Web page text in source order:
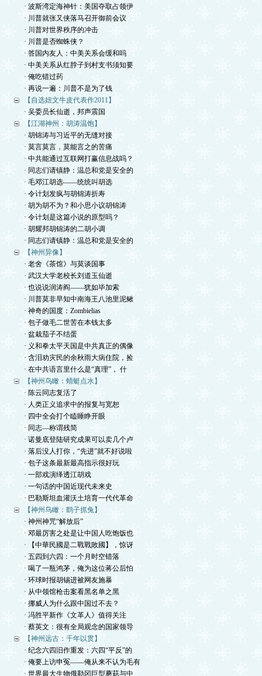
· 波斯湾定海神针：美国夺取占领伊
· 川普就张又侠落马召开御前会议
· 川普对世界秩序的冲击
· 川普是否蜘蛛侠？
· 答国内友人：中美关系会缓和吗
· 中美关系从红脖子到村支书须知要
· 俺吃错过药
· 再说一遍：川普不是为了钱
【自选妞文牛皮代表作2011】
· 吴委员长仙逝，邦声震国
【江湖神州：胡涛温饱】
· 胡锦涛与习近平的无缝对接
· 莫言莫言，莫能言之的苦痛
· 中共能通过互联网打赢信息战吗？
· 同志们请镇静：温总和党是安全的
· 毛邓江胡选——统统叫胡选
· 令计划发疯与胡锦涛折寿
· 胡为胡不为？和小思小议胡锦涛
· 令计划是这篇小说的原型吗？
· 胡耀邦胡锦涛的二胡小调
· 同志们请镇静：温总和党是安全的
【神州异像】
· 老舍《茶馆》与莫谈国事
· 武汉大学老校长刘道玉仙逝
· 也说说润涛阎——犹如毕加索
· 川普莫非早知中南海王八池里泥鳅
· 神奇的国度：Zombielias
· 包子做毛二世苦在本钱太多
· 盆栽茄子不结蛋
· 义和拳太平天国是中共真正的偶像
· 含泪劝灾民的余秋雨大病住院，捡
· 在中共语言里什么是“真理”， 什
【神州鸟瞰：蜻蜓点水】
· 陈云同志复活了
· 人类正义追求中的报复与宽恕
· 四中全会打个瞌睡睁开眼
· 同志—称谓残简
· 诺曼底登陆研究成果可以卖几个卢
· 落后没人打你，“先进”就不好说啦
· 包子这条最新最高指示很好玩
· 一部戏演绎透江胡戏
· 一句话的中国近现代未来史
· 巴勒斯坦血灌沃土培育一代代革命
【神州鸟瞰：鹞子抓兔】
· 神州神咒“解放后”
· 邓最厉害之处是让中国人吃饱饭也
· 【中華民國是二戰戰敗國】，惊讶
· 五四到六四：一个月时空错落
· 喝了一瓶鸿茅，俺为这位蒋公后怕
· 环球时报胡锡进被网友施暴
· 从中领馆枪击案看黑名单之黑
· 挪威人为什么跟中国过不去？
· 冯胜平新作《文革人》值得关注
· 蔡英文：很有全局观念的国家领导
【神州远古：千年以贯】
· 纪念六四旧作重发：六四“平反”的
· 俺要上访申冤——俺从来不认为毛有
· 世界最大生物俄勒冈巨型蘑菇与中